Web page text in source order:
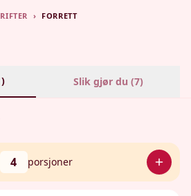
› FORRETT
) Slik gjør du (7)
4 porsjoner